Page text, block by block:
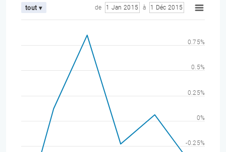
tout ▾ de 1 Jan 2015 à 1 Déc 2015
-0.25%
0%
0.25%
0.5%
0.75%